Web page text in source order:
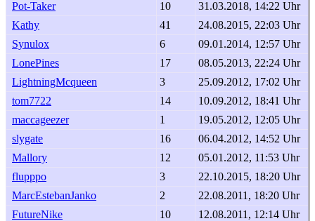
Pot-Taker 10
31.03.2018, 14:22 Uhr
Kathy
41
24.08.2015, 22:03 Uhr
Synulox
6
09.01.2014, 12:57 Uhr
LonePines
17
08.05.2013, 22:24 Uhr
LightningMcqueen
3
25.09.2012, 17:02 Uhr
tom7722
14
10.09.2012, 18:41 Uhr
maccageezer
1
19.05.2012, 12:05 Uhr
slygate
16
06.04.2012, 14:52 Uhr
Mallory
12
05.01.2012, 11:53 Uhr
flupppo
3
22.10.2015, 18:20 Uhr
MarcEstebanJanko
2
22.08.2011, 18:20 Uhr
FutureNike
10
12.08.2011, 12:14 Uhr